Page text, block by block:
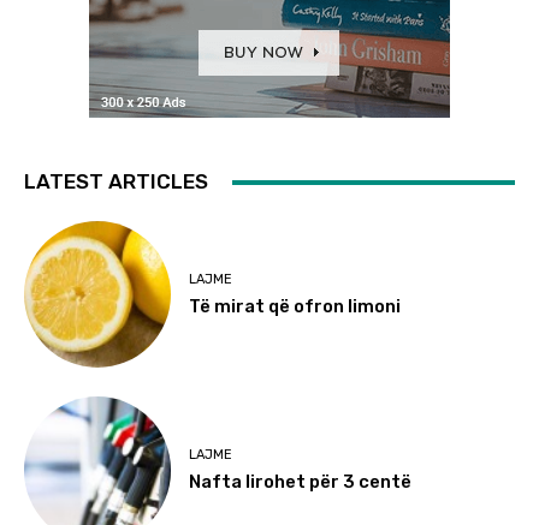
LATEST ARTICLES
LAJME
Të mirat që ofron limoni
LAJME
Nafta lirohet për 3 centë